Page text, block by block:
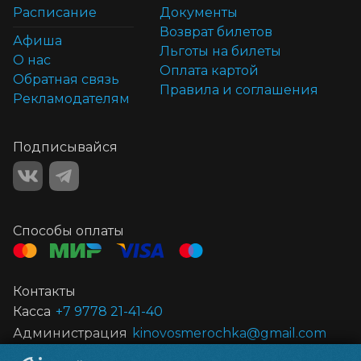
Расписание
Афиша
О нас
Обратная связь
Рекламодателям
Документы
Возврат билетов
Льготы на билеты
Оплата картой
Правила и соглашения
Подписывайся
Способы оплаты
Контакты
Касса +7 9778 21-41-40
Администрация kinovosmerochka@gmail.com